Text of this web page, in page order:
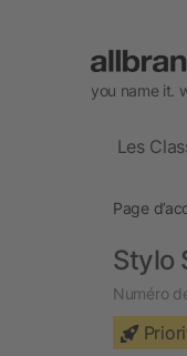
you name it.
Les
Page
Stylo
Numéro